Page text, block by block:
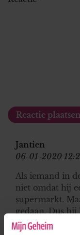
Jantien
06-01-2020
Als iemand in
niet omdat hij
supermarkt.
gedaan. Dus hij
hoe weet je